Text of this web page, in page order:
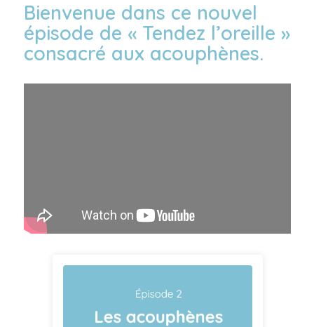
Bienvenue dans ce nouvel
épisode de « Tendez l’oreille »
consacré aux acouphènes.